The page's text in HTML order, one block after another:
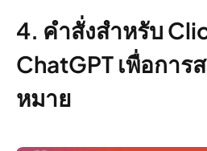
4. คำสั่งสำหรับ
ChatGPT เพื่อการ
หมาย